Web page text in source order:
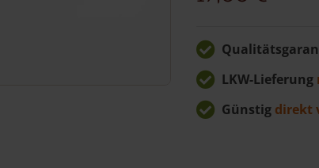
LKW-Lieferung
Günstig direkt